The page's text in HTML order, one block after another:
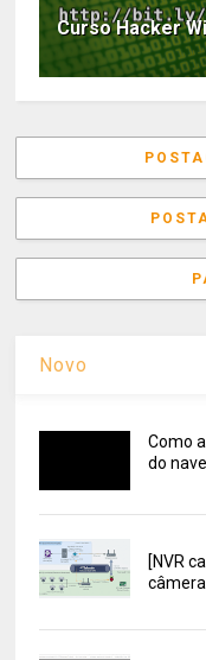
Curso Hacker
Novo
Como
do
[NVR